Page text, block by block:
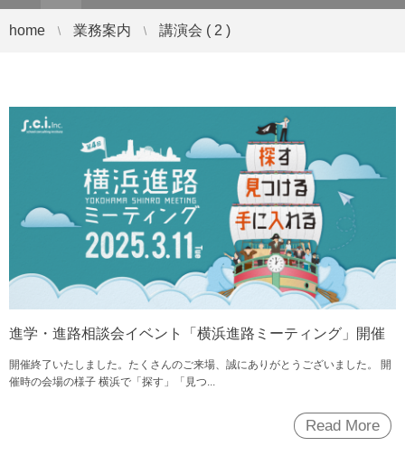
home 業務案内 講演会 ( 2 )
進学・進路相談会イベント「横浜進路ミーティング」開催
開催終了いたしました。たくさんのご来場、誠にありがとうございました。 開
催時の会場の様子 横浜で「探す」「見つ...
Read More